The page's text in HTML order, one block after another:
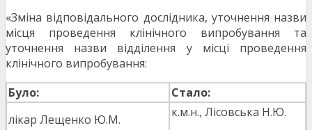
«Зміна відповідального дослідника, уточнення назви
місця проведення клінічного випробування та
уточнення назви відділення у місці проведення
клінічного випробування:
Було:
Стало:
лікар Лещенко Ю.М.
к.м.н., Лісовська Н.Ю.